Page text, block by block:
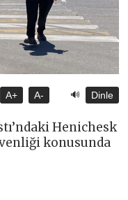
A+ A- 🔊 Dinle
Henichesk
konusunda